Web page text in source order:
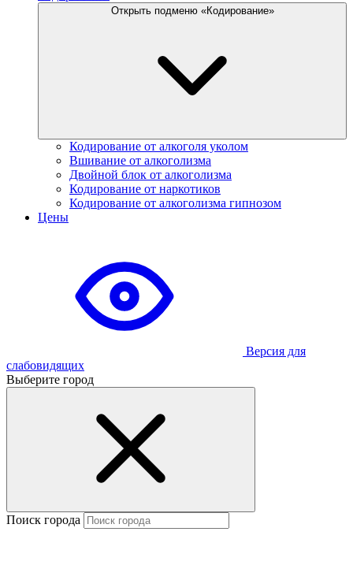
Открыть подменю «Кодирование»
Кодирование от алкоголя уколом
Вшивание от алкоголизма
Двойной блок от алкоголизма
Кодирование от наркотиков
Кодирование от алкоголизма гипнозом
Цены
Версия для
слабовидящих
Выберите город
Поиск города